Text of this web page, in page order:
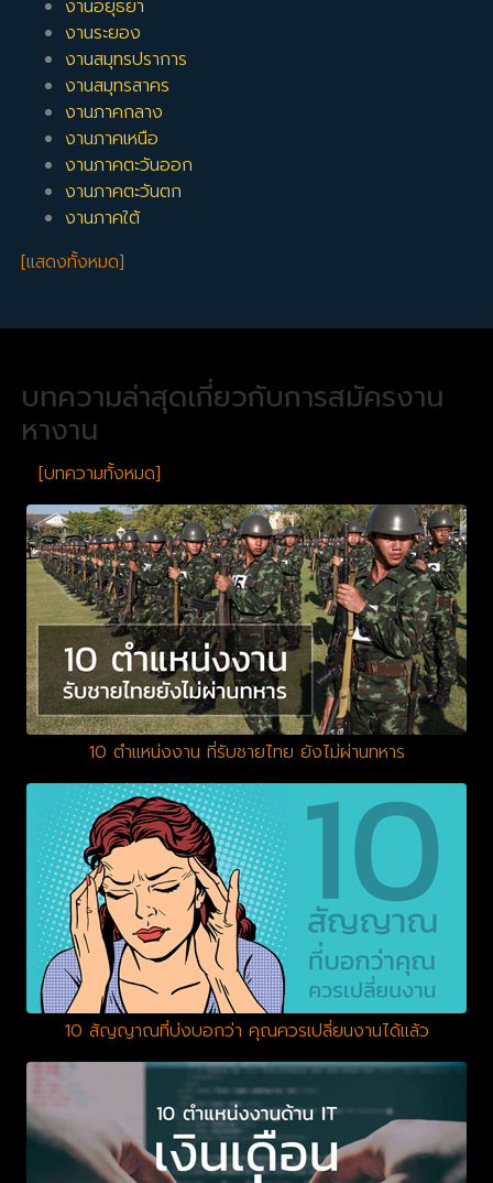
งานอยุธยา
งานระยอง
งานสมุทรปราการ
งานสมุทรสาคร
งานภาคกลาง
งานภาคเหนือ
งานภาคตะวันออก
งานภาคตะวันตก
งานภาคใต้
[แสดงทั้งหมด]
บทความล่าสุดเกี่ยวกับการสมัครงาน
หางาน
[บทความทั้งหมด]
10 ตำแหน่งงาน ที่รับชายไทย ยังไม่ผ่านทหาร
10 สัญญาณที่บ่งบอกว่า คุณควรเปลี่ยนงานได้แล้ว